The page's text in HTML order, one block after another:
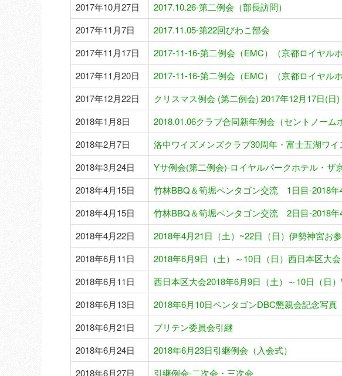
2017年10月27日
2017.10.26-第二例会（部長訪問）
2017年11月7日
2017.11.05-第22回びわこ部会
2017年11月17日
2017-11-16-第二例会（EMC）（京都ロイヤル
2017年11月20日
2017-11-16-第二例会（EMC）（京都ロイヤル
2017年12月22日
クリスマス例会 (第二例会) 2017年12月17日(日)
2018年1月8日
2018.01.06クラブ合同新年例会（セントノーム
2018年2月7日
洛中ワイズメンズクラブ30周年・富士五湖ワ
2018年3月24日
Yサ例会(第二例会)-ロイヤルパークホテル・ザ
2018年4月15日
竹林BBQ＆筍堀ペンタゴン交流 1日目-2018年4
2018年4月15日
竹林BBQ＆筍堀ペンタゴン交流 2日目-2018年4
2018年4月22日
2018年4月21日（土）~22日（日）伊勢神宮お
2018年6月11日
2018年6月9日（土）～10日（日）西日本区大
2018年6月11日
西日本区大会2018年6月9日（土）～10日（日）
2018年6月13日
2018年6月10日ペンタゴンDBC懇親会記念写真
2018年6月21日
ブリテン委員会引継
2018年6月24日
2018年6月23日引継例会（入会式）
2018年6月27日
引継例会-二次会・三次会